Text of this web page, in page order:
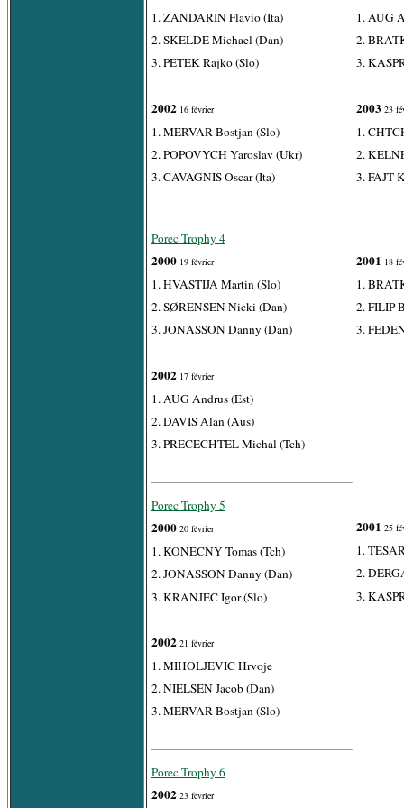
1. ZANDARIN Flavio (Ita)
2. SKELDE Michael (Dan)
3. PETEK Rajko (Slo)
2002 16 février
1. MERVAR Bostjan (Slo)
2. POPOVYCH Yaroslav (Ukr)
3. CAVAGNIS Oscar (Ita)
Porec Trophy 4
2000 19 février
1. HVASTIJA Martin (Slo)
2. SØRENSEN Nicki (Dan)
3. JONASSON Danny (Dan)
2002 17 février
1. AUG Andrus (Est)
2. DAVIS Alan (Aus)
3. PRECECHTEL Michal (Tch)
Porec Trophy 5
2000 20 février
1. KONECNY Tomas (Tch)
2. JONASSON Danny (Dan)
3. KRANJEC Igor (Slo)
2002 21 février
1. MIHOLJEVIC Hrvoje
2. NIELSEN Jacob (Dan)
3. MERVAR Bostjan (Slo)
Porec Trophy 6
2002 23 février
1. AUG
2.
3.
2003 23
1.
2.
3. FAJT
2001 18
1.
2. FILIP
3.
2001 25
1.
2.
3.